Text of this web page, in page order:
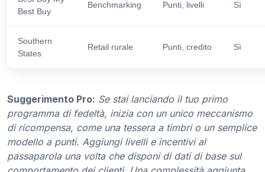
Best Buy
Benchmarking Punti, livelli Sì
Southern
States
Retail rurale Punti, credito Sì
Suggerimento Pro: Se stai lanciando il tuo primo
programma di fedeltà, inizia con un unico meccanismo
di ricompensa, come una tessera a timbri o un semplice
modello a punti. Aggiungi livelli e incentivi al
passaparola una volta che disponi di dati di base sul